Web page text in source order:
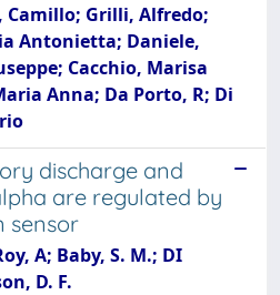
Camillo; Grilli, Alfredo;
Antonietta; Daniele,
Cacchio, Marisa
Anna; Da Porto, R; Di
discharge and
are regulated by
sensor
A; Baby, S. M.; DI
D. F.